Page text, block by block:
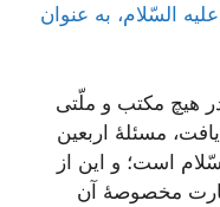
السّلام، به عنوان
هیچ مکتب و ملّتی
مسئلۀ اربعین
است؛ و این از
مخصوصۀ آن